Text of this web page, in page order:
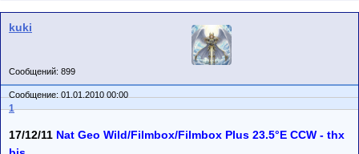
kuki
Сообщений: 899
Сообщение: 01.01.2010 00:00
1
17/12/11 Nat Geo Wild/Filmbox/Filmbox Plus 23.5°E CCW - thx